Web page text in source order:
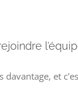
davantage, et